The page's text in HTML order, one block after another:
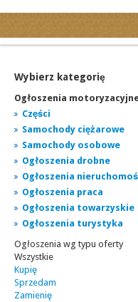
Ogłoszenia
Ogłoszenia
Ogłoszenia praca
Ogłoszenia turystyka
Ogłoszenia towarzyskie
Regiony
miasta...
Wybierz kategorię
Ogłoszenia
Części
Samochody ciężarowe
Samochody osobowe
Ogłoszenia drobne
Ogłoszenia
Ogłoszenia praca
Ogłoszenia towarzyskie
Ogłoszenia turystyka
Ogłoszenia wg typu oferty
Wszystkie
Kupię
Sprzedam
Zamienię